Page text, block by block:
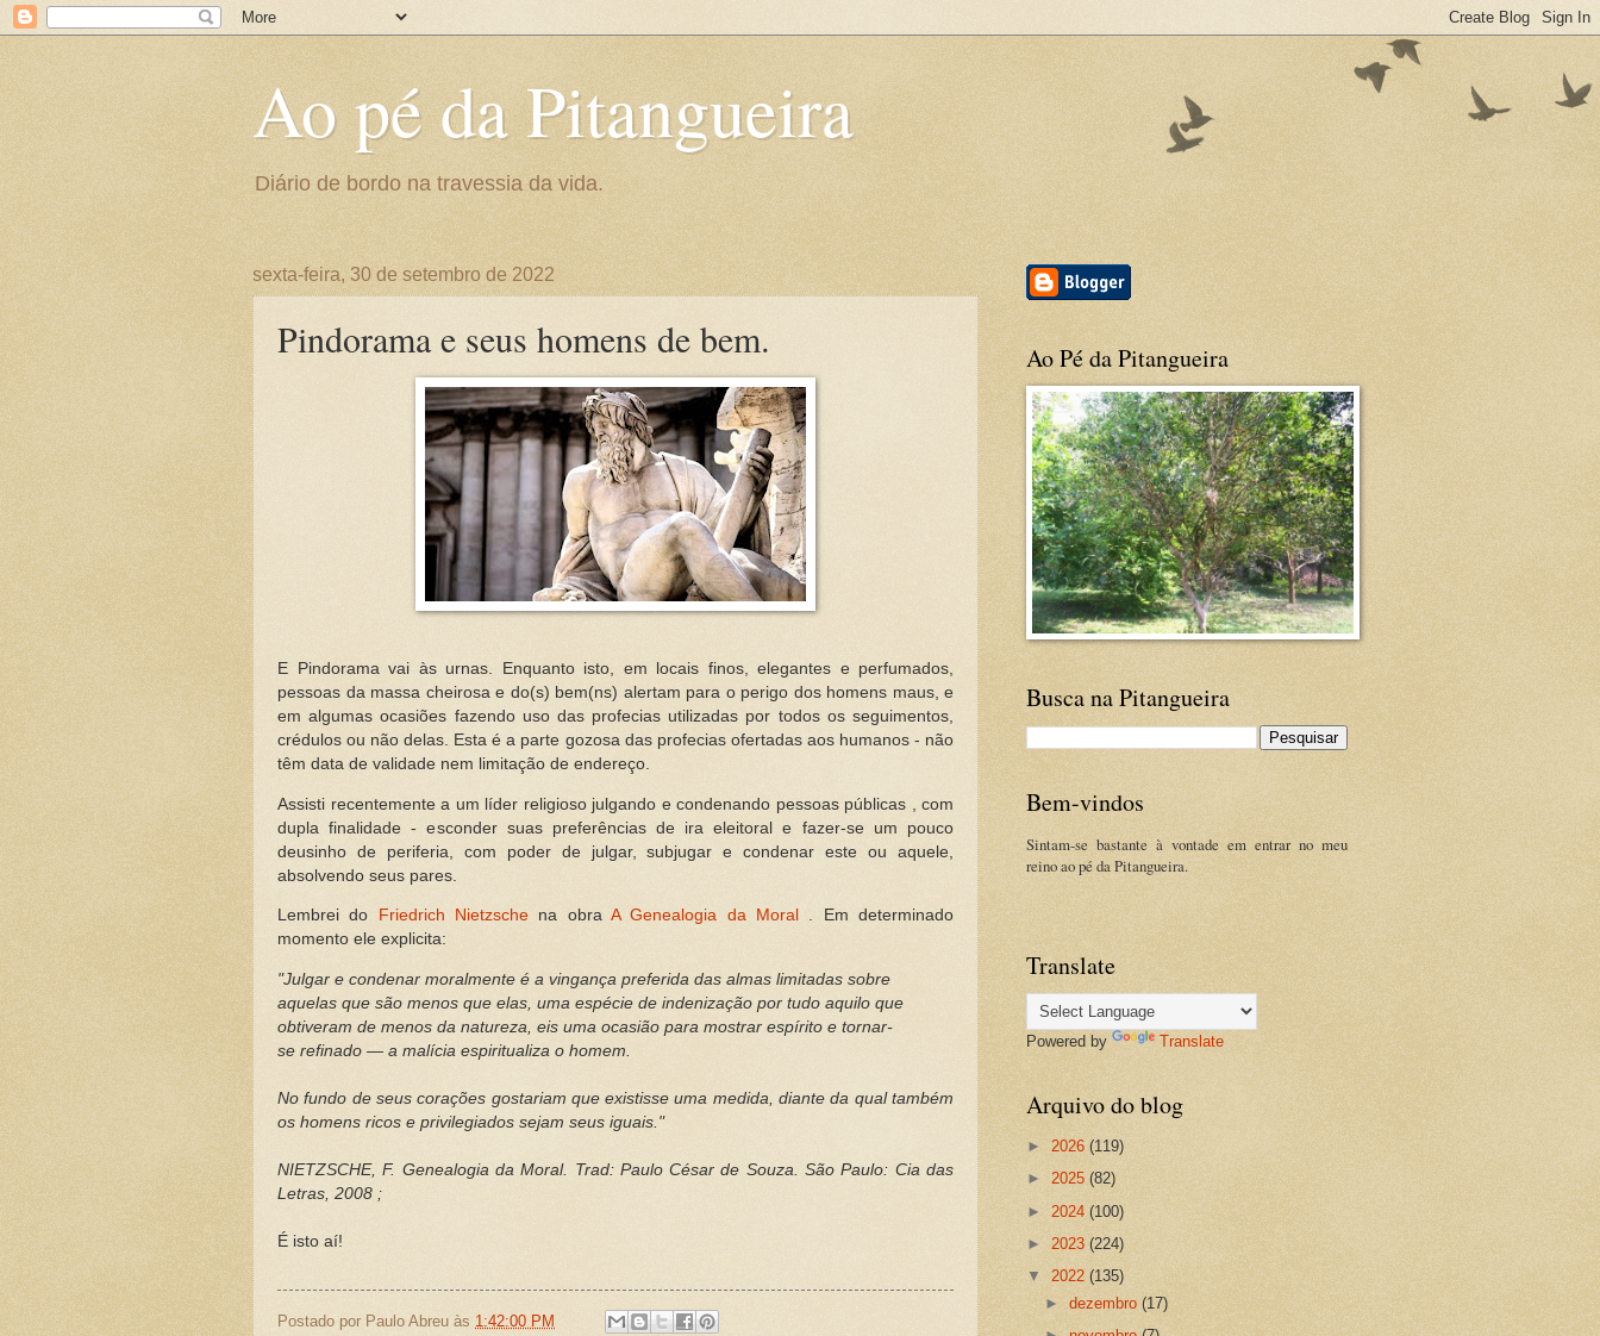
Ao pé da Pitangueira
Diário de bordo na travessia da vida.
sexta-feira, 30 de setembro de 2022
Pindorama e seus homens de bem.
E Pindorama vai às urnas. Enquanto isto, em locais finos, elegantes e perfumados,
pessoas da massa cheirosa e do(s) bem(ns) alertam para o perigo dos homens maus, e
em algumas ocasiões fazendo uso das profecias utilizadas por todos os seguimentos,
crédulos ou não delas. Esta é a parte gozosa das profecias ofertadas aos humanos - não
têm data de validade nem limitação de endereço.
Assisti recentemente a um líder religioso julgando e condenando pessoas públicas , com
dupla finalidade - esconder suas preferências de ira eleitoral e fazer-se um pouco
deusinho de periferia, com poder de julgar, subjugar e condenar este ou aquele,
absolvendo seus pares.
Lembrei do Friedrich Nietzsche na obraA Genealogia da Moral
. Em determinado
momento ele explicita:
"Julgar e condenar moralmente é a vingança preferida das almas limitadas sobre
aquelas que são menos que elas, uma espécie de indenização por tudo aquilo que
obtiveram de menos da natureza, eis uma ocasião para mostrar espírito e tornar-
se refinado — a malícia espiritualiza o homem.
No fundo de seuscorações gostariam que existisse uma medida, diante da qualtambém
os homens ricos e privilegiados sejam seus iguais."
NIETZSCHE, F. Genealogia da Moral. Trad: Paulo César de Souza. São Paulo: Cia das
Letras, 2008 ;
É isto aí!
Postado por Paulo Abreu às 1:42:00 PM
Ao Pé da Pitangueira
Busca na Pitangueira
Bem-vindos
Sintam-se bastante à vontade em entrar no meu
reino ao pé da Pitangueira.
Translate
Powered by Translate
Arquivo do blog
► 2026 (119)
► 2025 (82)
► 2024 (100)
► 2023 (224)
▼ 2022 (135)
►dezembro(17)